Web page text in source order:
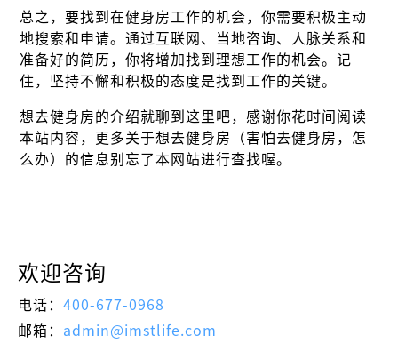
总之，要找到在健身房工作的机会，你需要积极主动
地搜索和申请。通过互联网、当地咨询、人脉关系和
准备好的简历，你将增加找到理想工作的机会。记
住，坚持不懈和积极的态度是找到工作的关键。
想去健身房的介绍就聊到这里吧，感谢你花时间阅读
本站内容，更多关于想去健身房（害怕去健身房，怎
么办）的信息别忘了本网站进行查找喔。
欢迎咨询
电话： 400-677-0968
邮箱： admin@imstlife.com